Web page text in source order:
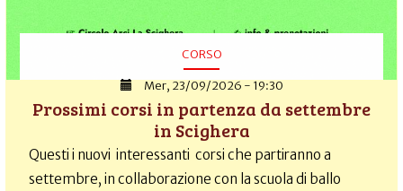
CORSO
Mer, 23/09/2026 - 19:30
Prossimi corsi in partenza da settembre
in Scighera
Questi i nuovi interessanti corsi che partiranno a
settembre, in collaborazione con la scuola di ballo